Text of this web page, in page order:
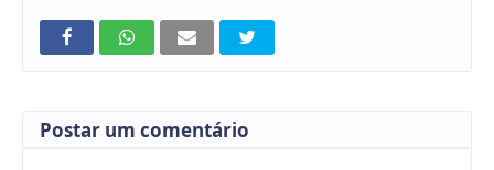
Postar um comentário